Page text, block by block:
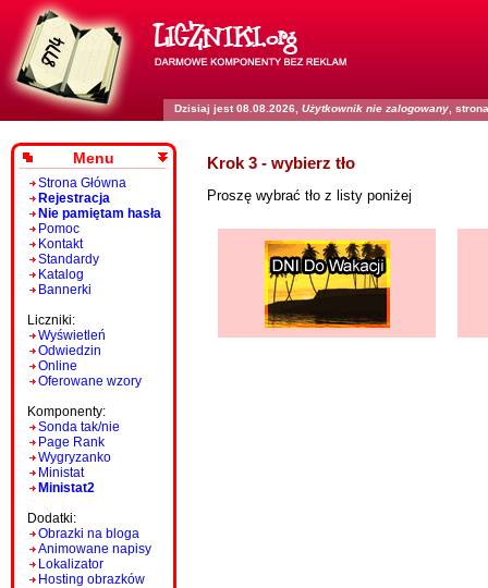
Dzisiaj jest 08.08.2026, Użytkownik nie zalogowany ,
Menu
Strona Główna
Rejestracja
Nie pamiętam hasła
Pomoc
Kontakt
Standardy
Katalog
Bannerki
Liczniki:
Wyświetleń
Odwiedzin
Online
Oferowane wzory
Komponenty:
Sonda tak/nie
Page Rank
Wygryzanko
Ministat
Ministat2
Dodatki:
Obrazki na bloga
Animowane napisy
Lokalizator
Hosting obrazków
Krok 3 - wybierz tło
Proszę wybrać tło z listy poniżej